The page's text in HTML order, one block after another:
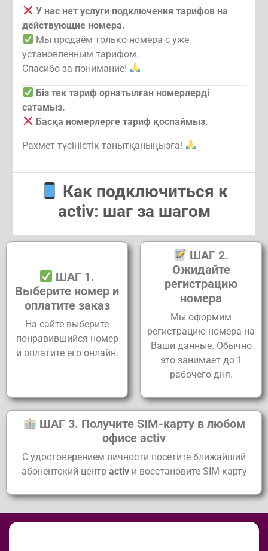
У нас нет услуги подключения тарифов на
действующие номера.
Мы продаём только номера с уже
установленным тарифом.
Спасибо за понимание!
Біз тек тариф орнатылған номерлерді
сатамыз.
Басқа номерлерге тариф қоспаймыз.
Рахмет түсіністік танытқаныңызға!
Как подключиться к
activ: шаг за шагом
ШАГ 1.
Выберите номер и
оплатите заказ
На сайте выберите
понравившийся номер
и оплатите его онлайн.
ШАГ2.
Ожидайте
регистрацию
номера
Мы оформим
регистрацию номера на
Ваши данные. Обычно
это занимает до 1
рабочего дня.
ШАГ 3. Получите SIM-карту в любом
офисе activ
С удостоверением личности посетите ближайший
абонентский центр activ и восстановите SIM-карту